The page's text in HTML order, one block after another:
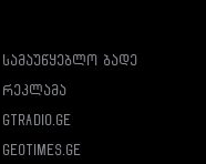
სამაუწყებლო ბადე
რეკლამა
gtradio.ge
geotimes.ge